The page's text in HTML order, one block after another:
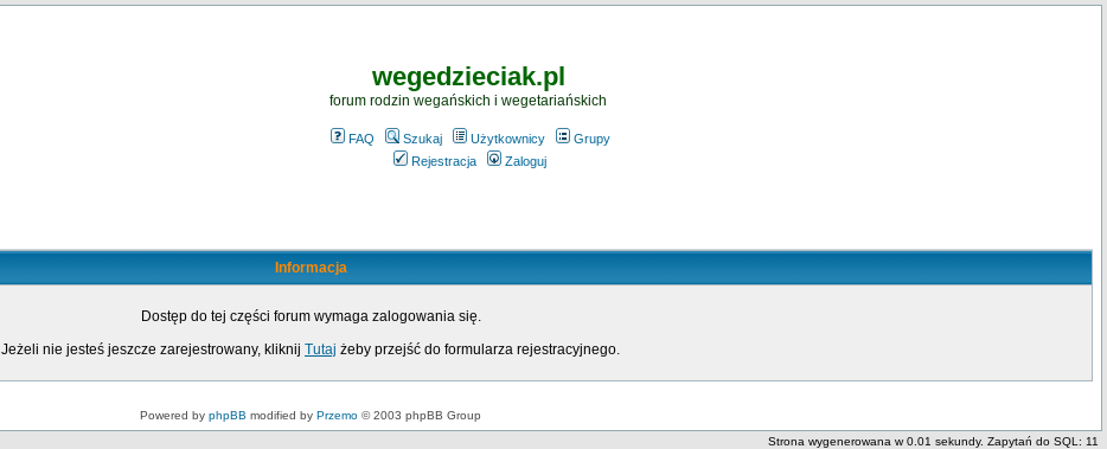
wegedzieciak.pl
forum rodzin wegańskich i wegetariańskich
FAQ Szukaj Użytkownicy
Grupy
Rejestracja
Zaloguj
Informacja
Dostęp do tej części forum wymaga zalogowania się.
Jeżeli nie jesteś jeszcze zarejestrowany, kliknij Tutaj żeby przejść do formularza rejestracyjnego.
Powered by phpBB modified by Przemo © 2003 phpBB Group
Strona wygenerowana w 0.01 sekundy. Zapytań do SQL: 11